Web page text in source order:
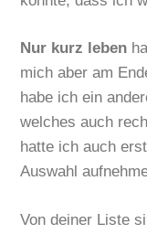
Nur kurz leben
mich aber am
habe ich ein
welches auch
hatte ich auch
Auswahl
Von deiner Liste